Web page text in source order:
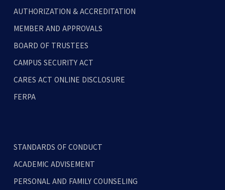
AUTHORIZATION & ACCREDITATION
MEMBER AND APPROVALS
BOARD OF TRUSTEES
CAMPUS SECURITY ACT
CARES ACT ONLINE DISCLOSURE
FERPA
STANDARDS OF CONDUCT
ACADEMIC ADVISEMENT
PERSONAL AND FAMILY COUNSELING